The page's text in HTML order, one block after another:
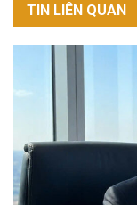
TIN LIÊN QUAN